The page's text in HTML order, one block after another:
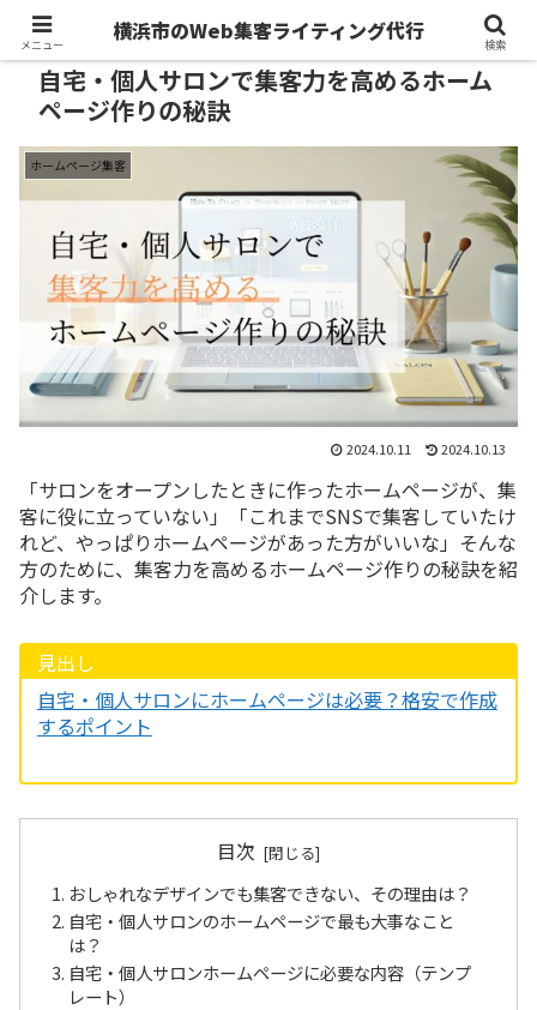
自宅・個人サロンで集客力を高めるホーム
ページ作りの秘訣
ホームページ集客
2024.10.11 2024.10.13
「サロンをオープンしたときに作ったホームページが、集
客に役に立っていない」「これまでSNSで集客していたけ
れど、やっぱりホームページがあった方がいいな」そんな
方のために、集客力を高めるホームページ作りの秘訣を紹
介します。
見出し
自宅・個人サロンにホームページは必要？格安で作成
するポイント
目次
おしゃれなデザインでも集客できない、その理由は？
自宅・個人サロンのホームページで最も大事なこと
は？
自宅・個人サロンホームページに必要な内容（テンプ
レート）
メニュー
横浜市のWeb集客ライティング代行
検索